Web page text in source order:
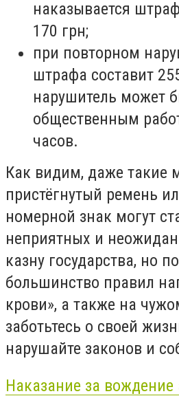
наказывается
170 грн;
при повторном
штрафа составит
нарушитель может
общественным
часов.
Как видим, даже такие
пристёгнутый ремень
номерной знак могут
неприятных и
казну государства, но
большинство правил
крови», а также на
заботьтесь о своей
нарушайте законов и
Наказание за